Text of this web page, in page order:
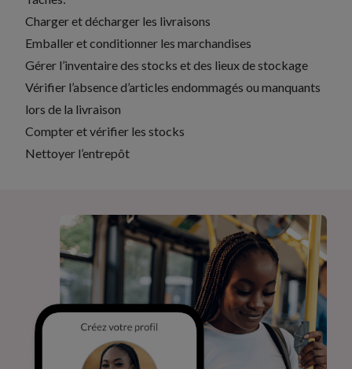
Charger et décharger les livraisons
Emballer et conditionner les marchandises
Gérer l’inventaire des stocks et des lieux de stockage
Vérifier l’absence d’articles endommagés ou manquants
lors de la livraison
Compter et vérifier les stocks
Nettoyer l’entrepôt